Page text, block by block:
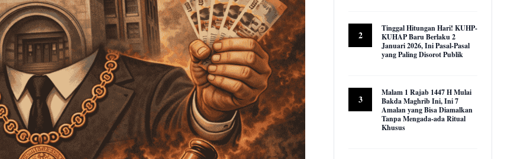
2
Tinggal Hitungan Hari! KUHP-
KUHAP Baru Berlaku 2
Januari 2026, Ini Pasal-Pasal
yang Paling Disorot Publik
3
Malam 1 Rajab 1447 H Mulai
Bakda Maghrib Ini, Ini 7
Amalan yang Bisa Diamalkan
Tanpa Mengada-ada Ritual
Khusus